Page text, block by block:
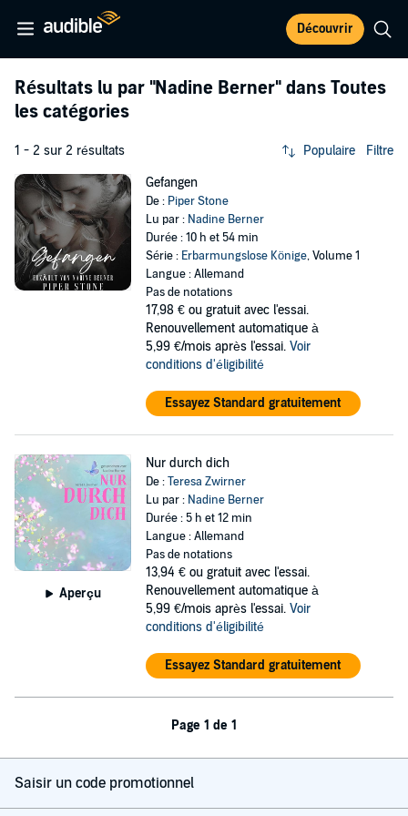
Découvrir
Résultats lu par "Nadine Berner" dans Toutes
les catégories
1 - 2 sur 2 résultats Populaire Filtre
Gefangen
De : Piper Stone
Lu par : Nadine Berner
Durée : 10 h et 54 min
Série : Erbarmungslose Könige, Volume 1
Langue : Allemand
Pas de notations
17,98 € ou gratuit avec l'essai.
Renouvellement automatique à
5,99 €/mois après l'essai. Voir
conditions d'éligibilité
Essayez Standard gratuitement
Aperçu
Nur durch dich
De :Teresa Zwirner
Lu par : Nadine Berner
Durée : 5 h et 12 min
Langue : Allemand
Pas de notations
13,94 € ou gratuit avec l'essai.
Renouvellement automatique à
5,99 €/mois après l'essai. Voir
conditions d'éligibilité
Essayez Standard gratuitement
Page 1 de 1
Saisir un code promotionnel